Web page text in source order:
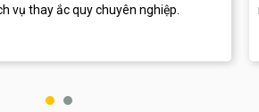
vụ thay ắc quy chuyên nghiệp.